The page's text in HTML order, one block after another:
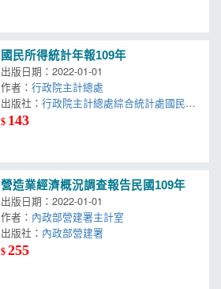
國民所得統計年報109年
出版日期：2022-01-01
作者：行政院主計總處
出版社：行政院主計總處綜合統計處國民所
得科
$ 143
營造業經濟概況調查報告民國109年
出版日期：2022-01-01
作者： 內政部營建署主計室
出版社：
$255